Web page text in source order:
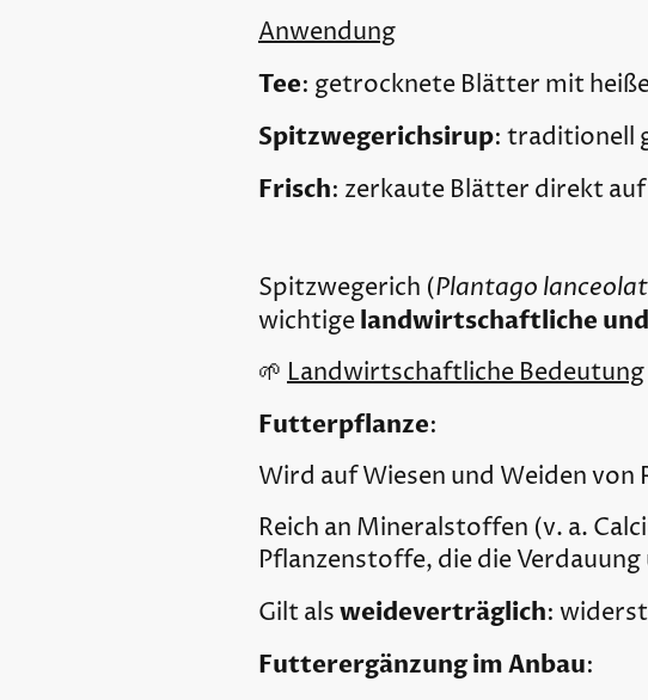
Anwendung
Tee: getrocknete Blätter mit
Spitzwegerichsirup: traditionell
Frisch: zerkaute Blätter direkt
Spitzwegerich (Plantago
wichtigelandwirtschaftliche
🌱 Landwirtschaftliche Bedeutung
Futterpflanze:
Wird auf Wiesen und Weiden von
Reich an Mineralstoffen (v. a.
Pflanzenstoffe, die die
Gilt alsweideverträglich:
Futterergänzung im Anbau: